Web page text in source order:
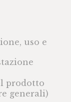
uso e
prodotto
generali)